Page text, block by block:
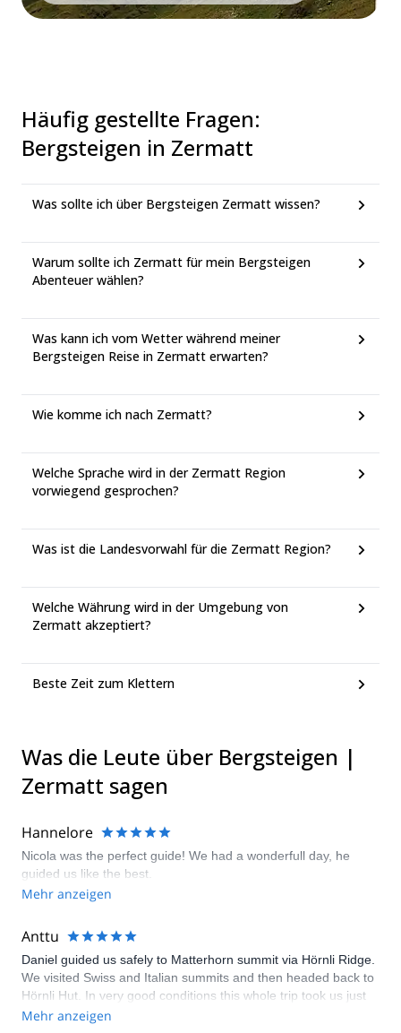
Häufig gestellte Fragen:
Bergsteigen in Zermatt
Was sollte ich über Bergsteigen Zermatt wissen?
Warum sollte ich Zermatt für mein Bergsteigen
Abenteuer wählen?
Was kann ich vom Wetter während meiner
Bergsteigen Reise in Zermatt erwarten?
Wie komme ich nach Zermatt?
Welche Sprache wird in der Zermatt Region
vorwiegend gesprochen?
Was ist die Landesvorwahl für die Zermatt Region?
Welche Währung wird in der Umgebung von
Zermatt akzeptiert?
Beste Zeit zum Klettern
Was die Leute über Bergsteigen |
Zermatt sagen
Hannelore
Nicola was the perfect guide! We had a wonderfull day, he
guided us like the best.
Mehr anzeigen
Anttu
Daniel guided us safely to Matterhorn summit via Hörnli Ridge.
We visited Swiss and Italian summits and then headed back to
Hörnli Hut. In very good conditions this whole trip took us just
approx. 8 hours. Daniel is a very strong and skilled climber –
Mehr anzeigen